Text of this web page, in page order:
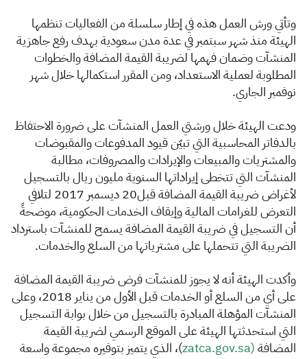
وتأتي ورش العمل هذه في إطار سلسلة من الفعاليات تنظمها
الهيئة منذ شهر سبتمبر في عدة مدن سعودية بهدف رفع جاهزية
المنشآت وضمان فهمها لضريبة القيمة المضافة والخطوات
المطلوبة لعملية الاستعداد، ومن المقرر استكمالها خلال شهر
نوفمبر الجاري.
ودعت الهيئة خلال ورشتي العمل المنشآت على ضرورة الاحتفاظ
بالدفاتر المحاسبية التي تبيّن قيود المدفوعات والمقبوضات
والمشتريات والمبيعات والإيرادات والمصروفات، مطالبة
المنشآت التي تتخطى إيراداتها السنوية مليون ريال بالتسجيل
لأغراض ضريبة القيمة المضافة قبل20 ديسمبر 2017 لتلافي
التعرض للغرامات المالية وإيقاف الخدمات الحكومية، موضحةً
أن التسجيل في ضريبة القيمة المضافة يسمح للمنشآت باسترداد
الضريبة التي تتحملها على مشترياتها من السلع والخدمات.
وأكدت الهيئة أنه لا يجوز للمنشآت فرض ضريبة القيمة المضافة
على أي من السلع أو الخدمات قبل الأول من يناير 2018، وعلى
المنشآت المؤهلة المبادرة بالتسجيل من خلال بوابة التسجيل
التي استحدثتها الهيئة على الموقع الرسمي لضريبة القيمة
المضافة(
zatca.gov.sa​
)، الذي يتميز بتوفيره مجموعة واسعة